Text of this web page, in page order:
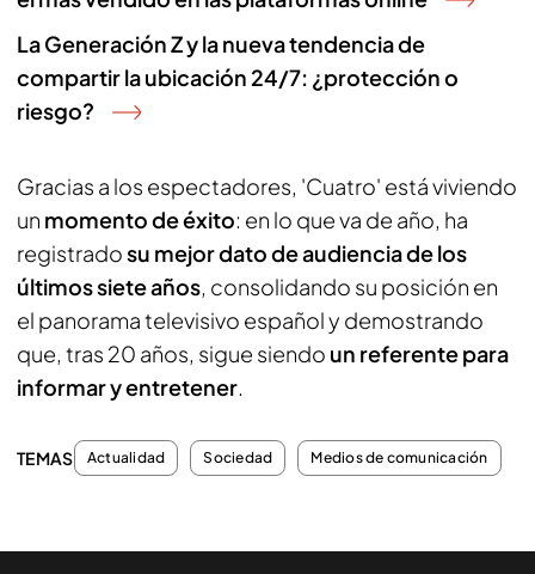
La Generación Z y la nueva tendencia de
compartir la ubicación 24/7: ¿protección o
riesgo?
Gracias a los espectadores, 'Cuatro' está viviendo
un momento de éxito: en lo que va de año, ha
registradosu mejor dato de audiencia de los
últimos siete años, consolidando su posición en
el panorama televisivo español y demostrando
que, tras 20 años, sigue siendo un referente para
informar y entretener.
TEMAS Actualidad Sociedad Medios de comunicación